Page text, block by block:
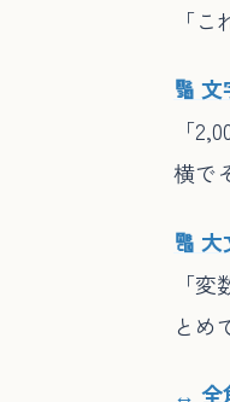
「
🔢
「
横で
🔠
「
とめ
↔️ 全